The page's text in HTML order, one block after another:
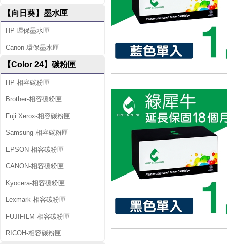
【向日葵】墨水匣
HP-環保墨水匣
Canon-環保墨水匣
【Color 24】碳粉匣
HP-相容碳粉匣
Brother-相容碳粉匣
Fuji Xerox-相容碳粉匣
Samsung-相容碳粉匣
EPSON-相容碳粉匣
CANON-相容碳粉匣
Kyocera-相容碳粉匣
Lexmark-相容碳粉匣
FUJIFILM-相容碳粉匣
RICOH-相容碳粉匣